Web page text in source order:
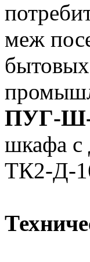
меж
бытовых
ПУГ-
шкафа с
ТК2-Д-